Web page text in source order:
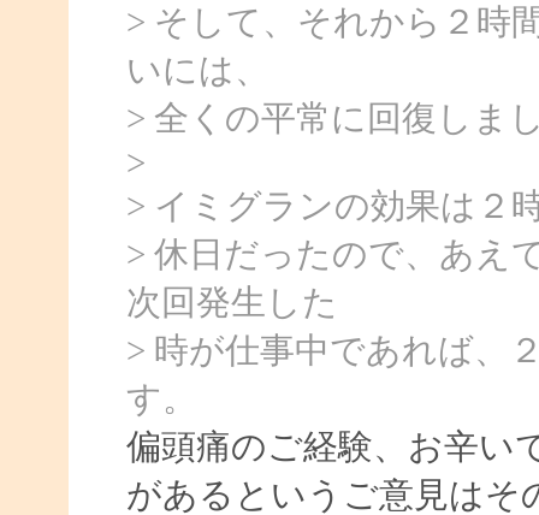
> そして、それから２時
いには、
> 全くの平常に回復しま
>
> イミグランの効果は２
> 休日だったので、あえ
次回発生した
> 時が仕事中であれば、
す。
偏頭痛のご経験、お辛い
があるというご意見はそ